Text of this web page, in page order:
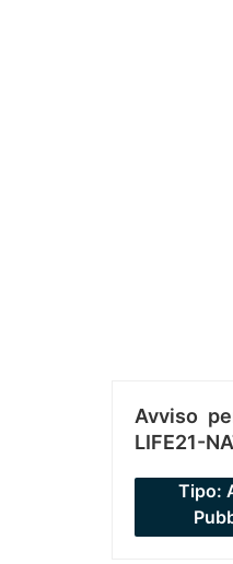
Avviso
LIFE21-
Tipo: